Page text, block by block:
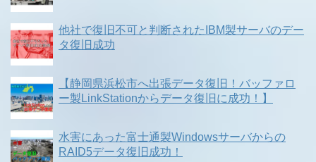
他社で復旧不可と判断されたIBM製サーバのデー
タ復旧成功
【静岡県浜松市へ出張データ復旧！バッファロ
ー製LinkStationからデータ復旧に成功！】
水害にあった富士通製Windowsサーバからの
RAID5データ復旧成功！